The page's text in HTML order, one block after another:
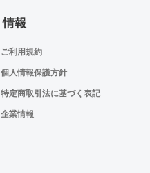
情報
ご利用規約
個人情報保護方針
特定商取引法に基づく表記
企業情報